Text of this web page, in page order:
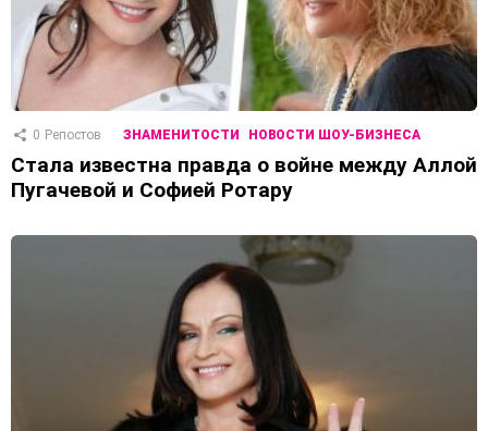
0 Репостов ЗНАМЕНИТОСТИ НОВОСТИ ШОУ-БИЗНЕСА
Стала известна правда о войне между Аллой
Пугачевой и Софией Ротару